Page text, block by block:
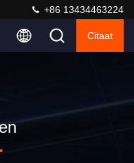
+86 13434463224
Citaat